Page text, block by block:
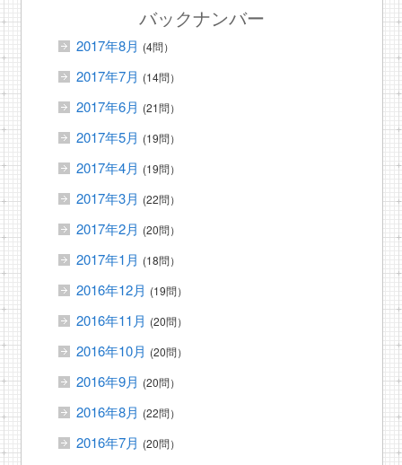
バックナンバー
2017年8月 (4問）
2017年7月 (14問）
2017年6月 (21問）
2017年5月 (19問）
2017年4月 (19問）
2017年3月 (22問）
2017年2月 (20問）
2017年1月 (18問）
2016年12月 (19問）
2016年11月 (20問）
2016年10月 (20問）
2016年9月 (20問）
2016年8月 (22問）
2016年7月 (20問）